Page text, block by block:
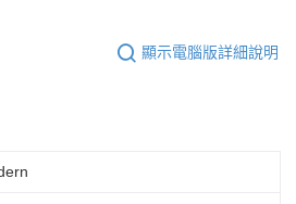
顯示電腦版詳細說明